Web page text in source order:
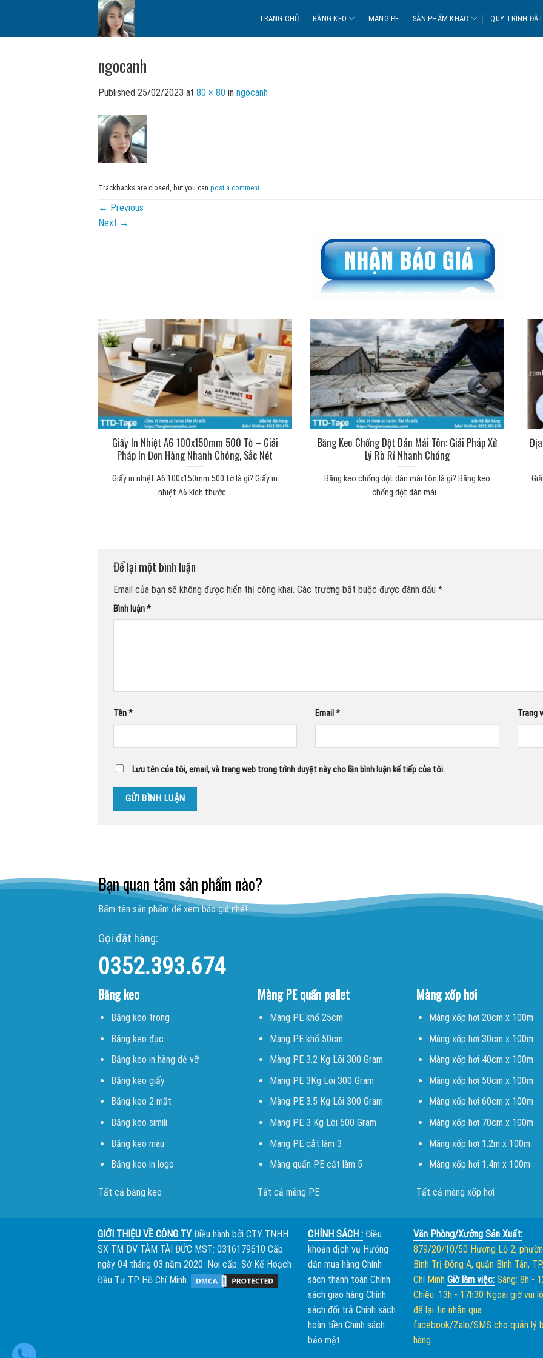
content
TRANG CHỦ BĂNG KEO MÀNG PE SẢN PHẨM KHÁC QUY TRÌNH
ngocanh
Published 25/02/2023 at 80 × 80 in ngocanh
Trackbacks are closed, but you can post a comment
← Previous
Next →
Giấy In Nhiệt A6 100x150mm 500 Tờ – Giải
Pháp In Đơn Hàng Nhanh Chóng, Sắc Nét
Giấy in nhiệt A6 100x150mm 500 tờ là gì? Giấy in
nhiệt A6 kích thước...
Băng Keo Chống Dột Dán Mái Tôn: Giải Pháp Xử
Lý Rò Rỉ Nhanh Chóng
Băng keo chống dột dán mái tôn là gì? Băng keo
chống dột dán mái...
Để lại một bình luận
Email của bạn sẽ không được hiển thị công khai. Các trường bắt buộc được đánh dấu *
Bình luận*
Tên* Email* Trang
Lưu tên của tôi, email, và trang web trong trình duyệt này cho lần bình luận kế tiếp của tôi.
Bạn quan tâm sản phẩm nào?
Bấm tên sản phẩm để xem báo giá nhé!
Gọi đặt hàng:
0352.393.674
Băng keo
Băng keo trong
Băng keo đục
Băng keo in hàng dễ vỡ
Băng keo giấy
Băng keo 2 mặt
Băng keo simili
Băng keo màu
Băng keo in logo
Tất cả băng keo
Màng PE quấn pallet
Màng PE khổ 25cm
Màng PE khổ 50cm
Màng PE 3.2 Kg Lõi 300 Gram
Màng PE 3Kg Lõi 300 Gram
Màng PE 3.5 Kg Lõi 300 Gram
Màng PE 3 Kg Lõi 500 Gram
Màng PE cắt làm 3
Màng quấn PE cắt làm 5
Tất cả màng PE
Màng xốp hơi
Màng xốp hơi 20cm x 100m
Màng xốp hơi 30cm x 100m
Màng xốp hơi 40cm x 100m
Màng xốp hơi 50cm x 100m
Màng xốp hơi 60cm x 100m
Màng xốp hơi 70cm x 100m
Màng xốp hơi 1.2m x 100m
Màng xốp hơi 1.4m x 100m
Tất cả màng xốp hơi
GIỚI THIỆU VỀ CÔNG TYĐiều hành bởi CTY TNHH
SX TM DV TÂM TÀI ĐỨC MST: 0316179610 Cấp
ngày 04 tháng 03 năm 2020. Nơi cấp: Sở Kế Hoạch
Đầu Tư TP. Hồ Chí Minh
CHÍNH SÁCH : Điều
khoản dịch vụ Hướng
dẫn mua hàng Chính
sách thanh toán Chính
sách giao hàng Chính
sách đổi trả Chính sách
hoàn tiền Chính sách
bảo mật
Văn Phòng/Xưởng Sản Xuất:
879/20/10/50 Hương Lộ 2,
Bình Trị Đông A, quận Bình Tân,
Chí Minh Giờ làm việc: Sáng: 8h -
Chiều: 13h - 17h30 Ngoài giờ vui
để lại tin nhắn qua
facebook/Zalo/SMS cho quản lý
hàng.